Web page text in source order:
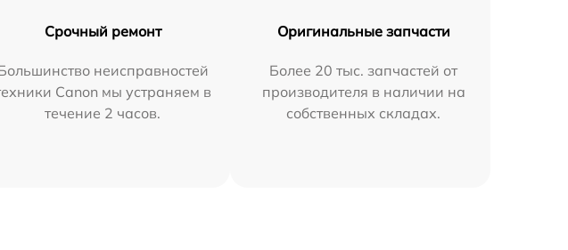
Срочный ремонт
неисправностей
Canon мы устраняем в
течение 2 часов.
Оригинальные запчасти
Более 20 тыс. запчастей от
производителя в наличии на
собственных складах.